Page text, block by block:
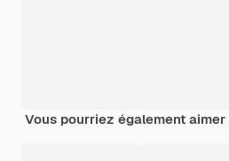
Vous pourriez également